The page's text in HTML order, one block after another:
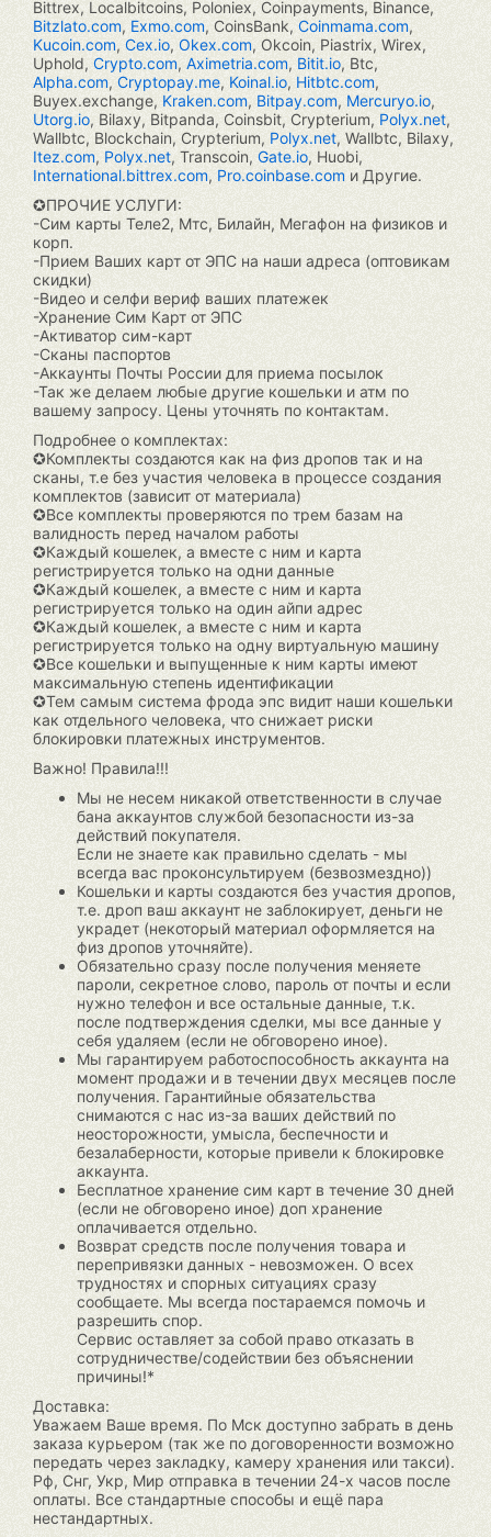
Bittrex, Localbitcoins, Poloniex, Coinpayments, Binance,
Bitzlato.com, Exmo.com, CoinsBank, Coinmama.com,
Kucoin.com, Cex.io, Okex.com, Okcoin, Piastrix, Wirex,
Uphold, Crypto.com, Aximetria.com, Bitit.io, Btc,
Alpha.com, Cryptopay.me, Koinal.io, Hitbtc.com,
Buyex.exchange, Kraken.com, Bitpay.com, Mercuryo.io,
Utorg.io, Bilaxy, Bitpanda, Coinsbit, Crypterium, Polyx.net,
Wallbtc, Blockchain, Crypterium, Polyx.net, Wallbtc, Bilaxy,
Itez.com, Polyx.net, Transcoin, Gate.io, Huobi,
International.bittrex.com, Pro.coinbase.com и Другие.
✪ПРОЧИЕ УСЛУГИ:
-Сим карты Теле2, Мтс, Билайн, Мегафон на физиков и
корп.
-Прием Ваших карт от ЭПС на наши адреса (оптовикам
скидки)
-Видео и селфи вериф ваших платежек
-Хранение Сим Карт от ЭПС
-Активатор сим-карт
-Сканы паспортов
-Аккаунты Почты России для приема посылок
-Так же делаем любые другие кошельки и атм по
вашему запросу. Цены уточнять по контактам.
Подробнее о комплектах:
✪Комплекты создаются как на физ дропов так и на
сканы, т.е без участия человека в процессе создания
комплектов (зависит от материала)
✪Все комплекты проверяются по трем базам на
валидность перед началом работы
✪Каждый кошелек, а вместе с ним и карта
регистрируется только на одни данные
✪Каждый кошелек, а вместе с ним и карта
регистрируется только на один айпи адрес
✪Каждый кошелек, а вместе с ним и карта
регистрируется только на одну виртуальную машину
✪Все кошельки и выпущенные к ним карты имеют
максимальную степень идентификации
✪Тем самым система фрода эпс видит наши кошельки
как отдельного человека, что снижает риски
блокировки платежных инструментов.
Важно! Правила!!!
Мы не несем никакой ответственности в случае
бана аккаунтов службой безопасности из-за
действий покупателя.
Если не знаете как правильно сделать - мы
всегда вас проконсультируем (безвозмездно))
Кошельки и карты создаются без участия дропов,
т.е. дроп ваш аккаунт не заблокирует, деньги не
украдет (некоторый материал оформляется на
физ дропов уточняйте).
Обязательно сразу после получения меняете
пароли, секретное слово, пароль от почты и если
нужно телефон и все остальные данные, т.к.
после подтверждения сделки, мы все данные у
себя удаляем (если не обговорено иное).
Мы гарантируем работоспособность аккаунта на
момент продажи и в течении двух месяцев после
получения. Гарантийные обязательства
снимаются с нас из-за ваших действий по
неосторожности, умысла, беспечности и
безалаберности, которые привели к блокировке
аккаунта.
Бесплатное хранение сим карт в течение 30 дней
(если не обговорено иное) доп хранение
оплачивается отдельно.
Возврат средств после получения товара и
перепривязки данных - невозможен. О всех
трудностях и спорных ситуациях сразу
сообщаете. Мы всегда постараемся помочь и
разрешить спор.
Сервис оставляет за собой право отказать в
сотрудничестве/содействии без объяснении
причины!*
Доставка:
Уважаем Ваше время. По Мск доступно забрать в день
заказа курьером (так же по договоренности возможно
передать через закладку, камеру хранения или такси).
Рф, Снг, Укр, Мир отправка в течении 24-х часов после
оплаты. Все стандартные способы и ещё пара
нестандартных.